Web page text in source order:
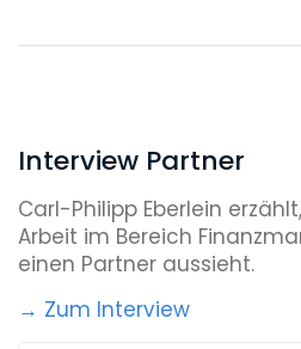
Holzhütte. Zwischen
Klettern, Yoga oder
Kollegen aller Standorte in
Atmosphäre austauschen.
Interview Partner
Carl-Philipp Eberlein
Arbeit im Bereich
einen Partner aussieht.
→ Zum Interview